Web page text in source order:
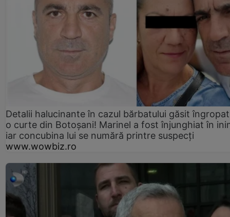
Detalii halucinante în cazul bărbatului găsit
o curte din Botoșani! Marinel a fost înjunghiat în
iar concubina lui se numără printre suspecți
www.wowbiz.ro